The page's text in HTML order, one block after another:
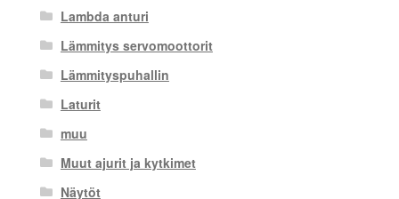
Lambda anturi
Lämmitys servomoottorit
Lämmityspuhallin
Laturit
muu
Muut ajurit ja kytkimet
Näytöt